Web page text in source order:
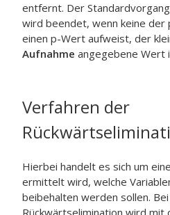
entfernt. Der
wird beendet, wenn keine der
einen p-Wert aufweist, der
Aufnahme angegebene Wert
Verfahren der
Hierbei handelt es sich um
ermittelt wird, welche
beibehalten werden sollen.
Rückwärtselimination wird mit